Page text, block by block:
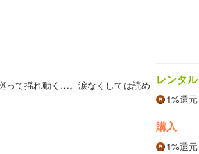
って揺れ動く…。涙なくしては読め レンタル
1%還元
購入
1%還元